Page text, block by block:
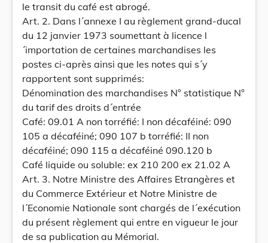
le transit du café est abrogé.
Art. 2. Dans l´annexe I au règlement grand-ducal
du 12 janvier 1973 soumettant à licence l
´importation de certaines marchandises les
postes ci-après ainsi que les notes qui s´y
rapportent sont supprimés:
Dénomination des marchandises N° statistique N°
du tarif des droits d´entrée
Café: 09.01 A non torréfié: I non décaféiné: 090
105 a décaféiné; 090 107 b torréfié: II non
décaféiné; 090 115 a décaféiné 090.120 b
Café liquide ou soluble: ex 210 200 ex 21.02 A
Art. 3. Notre Ministre des Affaires Etrangères et
du Commerce Extérieur et Notre Ministre de
l´Economie Nationale sont chargés de l´exécution
du présent règlement qui entre en vigueur le jour
de sa publication au Mémorial.